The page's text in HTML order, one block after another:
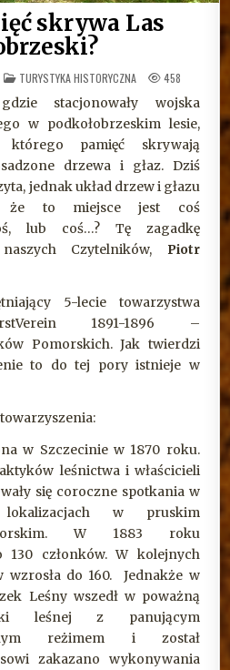
skrywa Las
OPUBLIKOWANE
W
TURYSTYKA HISTORYCZNA 458
stacjonowały wojska
w podkołobrzeskim lesie,
pamięć skrywają
drzewa i głaz. Dziś
jednak układ drzew i głazu
że to miejsce jest coś
lub coś…? Tę zagadkę
Czytelników, Piotr
5-lecie towarzystwa
1891-1896 –
Pomorskich. Jak twierdzi
to do tej pory istnieje w
w Szczecinie w 1870 roku.
leśnictwa i właścicieli
się coroczne spotkania w
w pruskim
W 1883 roku
130 członków. W kolejnych
wzrosła do 160. Jednakże w
Leśny wszedł w poważną
leśnej z panującym
reżimem i został
zakazano wykonywania